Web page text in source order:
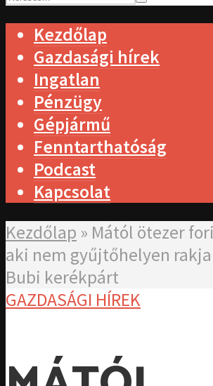
Kezdőlap
Gazdasági hírek
Ingatlan
Pénzügy
Gépjármű
Fenntarthatóság
Podcast
Kapcsolat
Kezdőlap » Mától ötezer
aki nem gyűjtőhelyen rakja
Bubi kerékpárt
GAZDASÁGI HÍREK